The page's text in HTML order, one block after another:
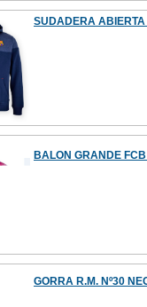
SUDADERA ABIERTA
BALON GRANDE
GORRA R.M. Nº30